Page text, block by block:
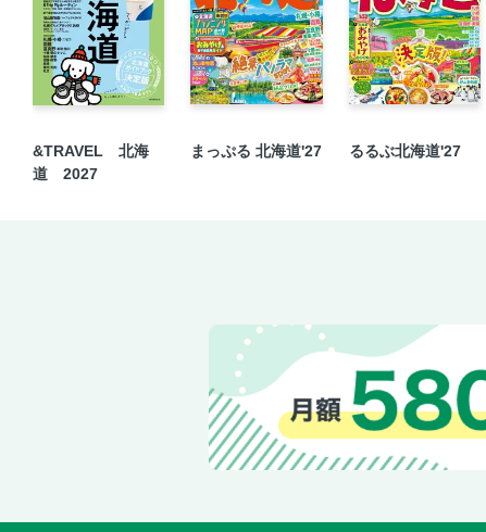
&TRAVEL 北海
道 2027
まっぷる 北海道'27 るるぶ北海道'27